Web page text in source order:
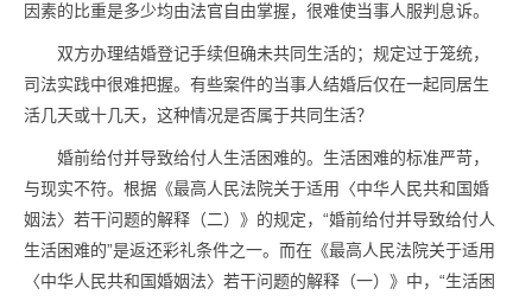
因素的比重是多少均由法官自由掌握，很难使当事人服判息诉。
双方办理结婚登记手续但确未共同生活的；规定过于笼统，
司法实践中很难把握。有些案件的当事人结婚后仅在一起同居生
活几天或十几天，这种情况是否属于共同生活？
婚前给付并导致给付人生活困难的。生活困难的标准严苛，
与现实不符。根据《最高人民法院关于适用〈中华人民共和国婚
姻法〉若干问题的解释（二）》的规定，“婚前给付并导致给付人
生活困难的”是返还彩礼条件之一。而在《最高人民法院关于适用
〈中华人民共和国婚姻法〉若干问题的解释（一）》中，“生活困